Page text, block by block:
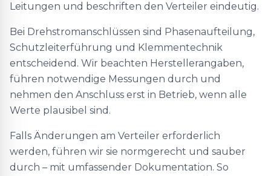
Leitungen und beschriften den Verteiler eindeutig.
Bei Drehstromanschlüssen sind Phasenaufteilung,
Schutzleiterführung und Klemmentechnik
entscheidend. Wir beachten Herstellerangaben,
führen notwendige Messungen durch und
nehmen den Anschluss erst in Betrieb, wenn alle
Werte plausibel sind.
Falls Änderungen am Verteiler erforderlich
werden, führen wir sie normgerecht und sauber
durch – mit umfassender Dokumentation. So